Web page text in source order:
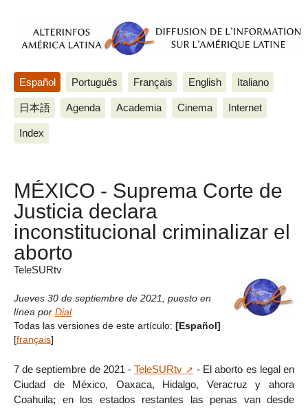
Español Português Français English Italiano
日本語 Agenda Academia Cinema Internet
Index
MÉXICO - Suprema Corte de
Justicia declara
inconstitucional criminalizar el
aborto
TeleSURtv
Jueves 30 de septiembre de 2021
puesto en
línea por Dial
Todas las versiones de este artículo: [Español]
[français]
7 de septiembre de 2021 -TeleSURtv
- El aborto es legal en
Ciudad de México, Oaxaca, Hidalgo, Veracruz y ahora
Coahuila; en los estados restantes las penas van desde